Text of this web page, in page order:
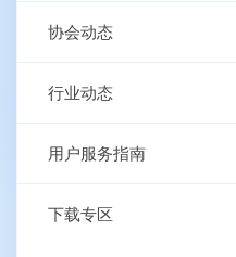
协会动态
行业动态
用户服务指南
下载专区